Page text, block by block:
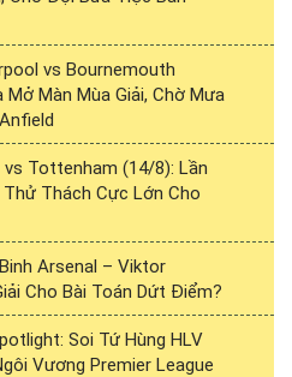
vs Bournemouth
Mở Màn Mùa Giải, Chờ Mưa
vs Tottenham (14/8): Lần
Thách Cực Lớn Cho
Arsenal – Viktor
Cho Bài Toán Dứt Điểm?
Soi Tứ Hùng HLV
Vương Premier League